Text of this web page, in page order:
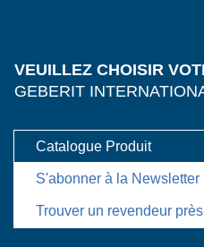
VEUILLEZ CHOISIR
GEBERIT
Catalogue Produit
S'abonner à la Newsletter
Trouver un revendeur